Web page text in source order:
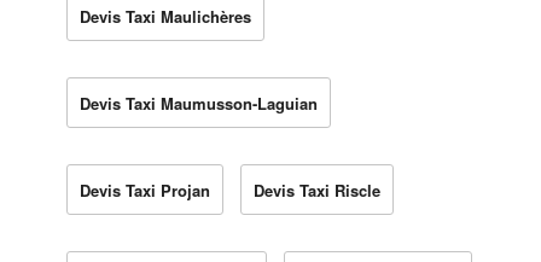
Devis Taxi Maulichères
Devis Taxi Maumusson-Laguian
Devis Taxi Projan Devis Taxi Riscle